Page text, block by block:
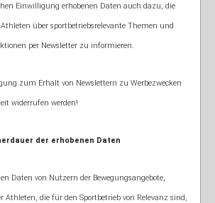
Einwilligung erhobenen Daten auch dazu, die
Athleten über sportbetriebsrelevante Themen und
per Newsletter zu informieren.
zum Erhalt von Newslettern zu Werbezwecken
widerrufen werden!
der erhobenen Daten
Daten von Nutzern der Bewegungsangebote,
Athleten, die für den Sportbetrieb von Relevanz sind,